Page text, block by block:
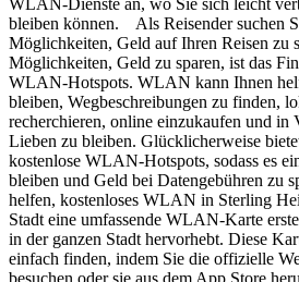
WLAN-Dienste an, wo Sie sich leicht
bleiben können. Als Reisender suchen
Möglichkeiten, Geld auf Ihren Reisen zu
Möglichkeiten, Geld zu sparen, ist das
WLAN-Hotspots. WLAN kann Ihnen
bleiben, Wegbeschreibungen zu finden,
recherchieren, online einzukaufen und in
Lieben zu bleiben. Glücklicherweise
kostenlose WLAN-Hotspots, sodass es
bleiben und Geld bei Datengebühren zu
helfen, kostenloses WLAN in Sterling
Stadt eine umfassende WLAN-Karte
in der ganzen Stadt hervorhebt. Diese
einfach finden, indem Sie die offizielle